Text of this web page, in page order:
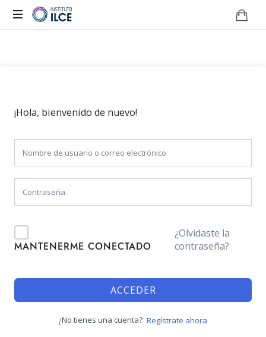
¡Hola, bienvenido de nuevo!
MANTENERME CONECTADO
¿Olvidaste la
contraseña?
ACCEDER
¿No tienes una cuenta? Regístrate ahora